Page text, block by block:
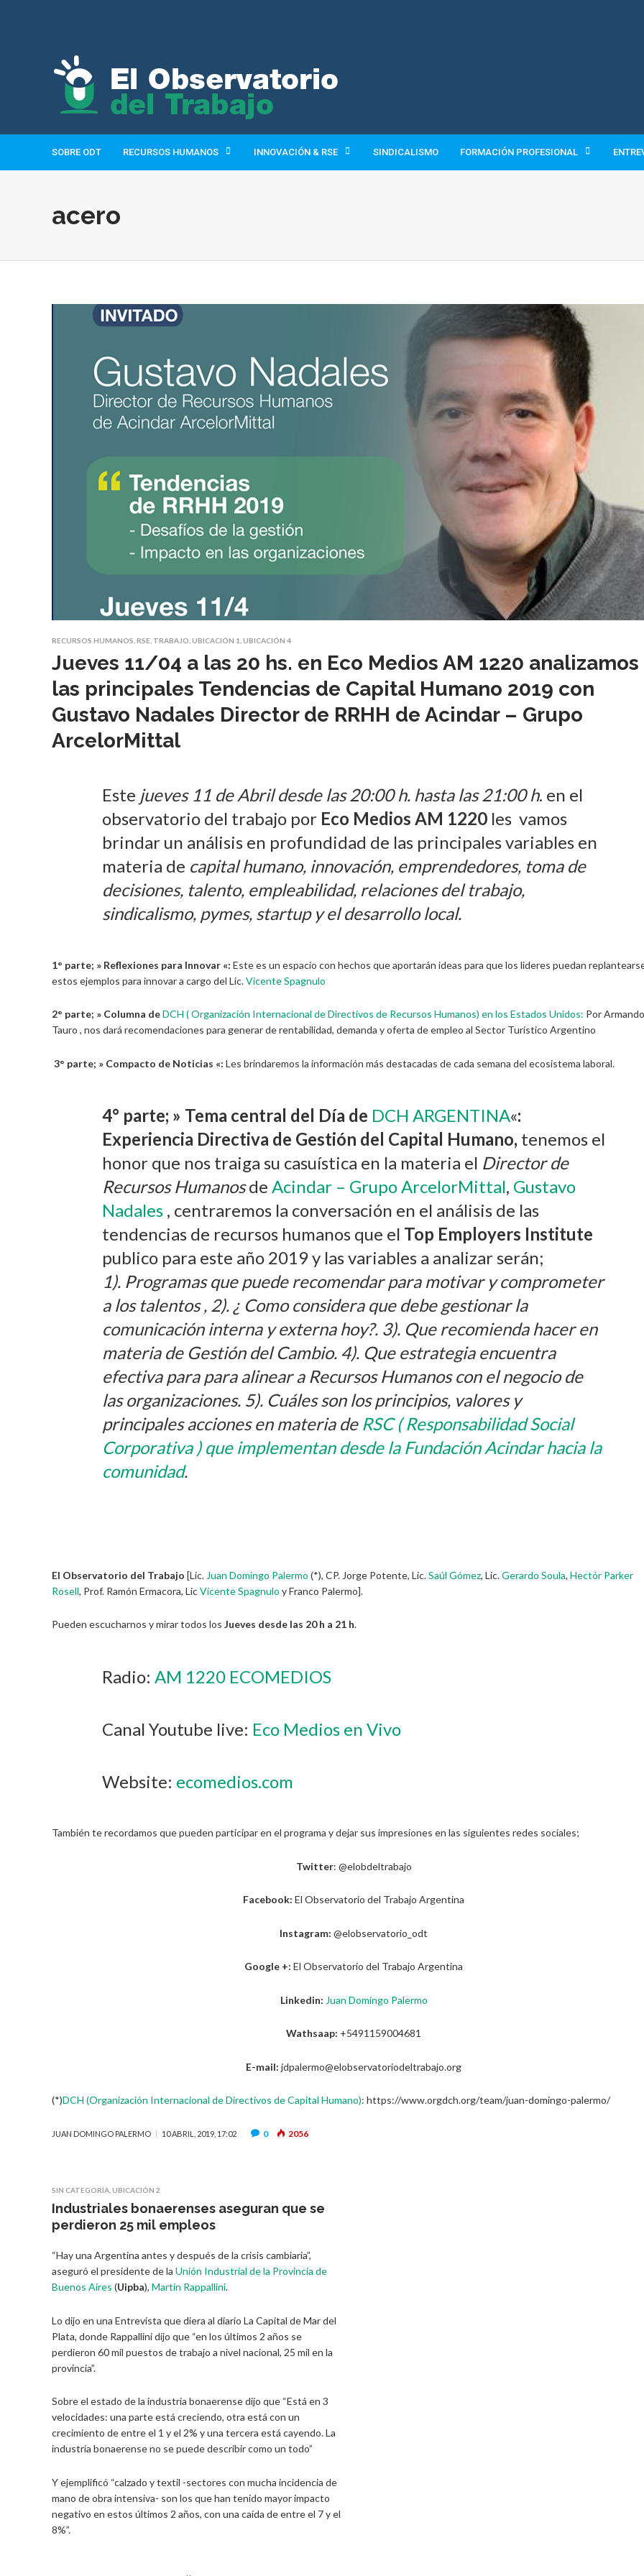
SOBRE ODT RECURSOS HUMANOS INNOVACIÓN & RSE SINDICALISMO FORMACIÓN PROFESIONAL
acero
RECURSOS HUMANOS RSE TRABAJO UBICACIÓN 1 UBICACIÓN 4
Jueves 11/04 a las 20 hs. en Eco Medios AM 1220 analizamos
las principales Tendencias de Capital Humano 2019 con
Gustavo Nadales Director de RRHH de Acindar – Grupo
ArcelorMittal
Este jueves 11 de Abril desde las 20:00 h. hasta las 21:00 h. en el
observatorio del trabajo por Eco Medios AM 1220 les vamos
brindar un análisis en profundidad de las principales variables en
materia de capital humano, innovación, emprendedores, toma de
decisiones, talento, empleabilidad, relaciones del trabajo,
sindicalismo, pymes, startup y el desarrollo local.
1° parte; » Reflexiones para Innovar «: Este es un espacio con hechos que aportarán ideas para que los lideres puedan
estos ejemplos para innovar a cargo del Lic.Vicente Spagnulo
2° parte; » Columna deDCH ( Organización Internacional de Directivos de Recursos Humanos) en los Estados Unidos: Por Armando
Tauro , nos dará recomendaciones para generar de rentabilidad, demanda y oferta de empleo al Sector Turístico Argentino
3° parte; » Compacto de Noticias «: Les brindaremos la información más destacadas de cada semana del ecosistema laboral.
4° parte; » Tema central del Día de DCH ARGENTINA«:
Experiencia Directiva de Gestión del Capital Humano, tenemos el
honor que nos traiga su casuística en la materia el Director de
Recursos Humanosde Acindar – Grupo ArcelorMittal, Gustavo
Nadales , centraremos la conversación en el análisis de las
tendencias de recursos humanos que el Top Employers Institute
publico para este año 2019 y las variables a analizar serán;
1). Programas que puede recomendar para motivar y comprometer
a los talentos , 2). ¿ Como considera que debe gestionar la
comunicación interna y externa hoy?. 3). Que recomienda hacer en
materia de Gestión del Cambio. 4). Que estrategia encuentra
efectiva para para alinear a Recursos Humanos con el negocio de
las organizaciones. 5). Cuáles son los principios, valores y
principales acciones en materia de RSC ( Responsabilidad Social
Corporativa ) que implementan desde la Fundación Acindar hacia la
comunidad.
El Observatorio del Trabajo [Lic. Juan Domingo Palermo (*), CP. Jorge Potente, Lic.Saúl Gómez, Lic.Gerardo Soula, Hectór Parker
Rosell, Prof. Ramón Ermacora, LicVicente Spagnulo y Franco Palermo].
Pueden escucharnos y mirar todos los Jueves desde las 20 h a 21 h.
Radio: AM 1220 ECOMEDIOS
Canal Youtube live: Eco Medios en Vivo
Website: ecomedios.com
También te recordamos que pueden participar en el programa y dejar sus impresiones en las siguientes redes sociales;
Twitter: @elobdeltrabajo
Facebook: El Observatorio del Trabajo Argentina
Instagram: @elobservatorio_odt
Google +: El Observatorio del Trabajo Argentina
Linkedin: Juan Domingo Palermo
Wathsaap: +5491159004681
E-mail: jdpalermo@elobservatoriodeltrabajo.org
(*)DCH (Organización Internacional de Directivos de Capital Humano): https://www.orgdch.org/team/juan-domingo-palermo/
JUAN DOMINGO PALERMO 10 ABRIL, 2019, 17:02 0 2056
SIN CATEGORÍA UBICACIÓN 2
Industriales bonaerenses aseguran que se
perdieron 25 mil empleos
“Hay una Argentina antes y después de la crisis cambiaria”,
aseguró el presidente de la Unión Industrial de la Provincia de
Buenos Aires (Uipba), Martín Rappallini.
Lo dijo en una Entrevista que diera al diario La Capital de Mar del
Plata, donde Rappallini dijo que “en los últimos 2 años se
perdieron 60 mil puestos de trabajo a nivel nacional, 25 mil en la
provincia”.
Sobre el estado de la industria bonaerense dijo que “Está en 3
velocidades: una parte está creciendo, otra está con un
crecimiento de entre el 1 y el 2% y una tercera está cayendo. La
industria bonaerense no se puede describir como un todo”
Y ejemplificó “calzado y textil -sectores con mucha incidencia de
mano de obra intensiva- son los que han tenido mayor impacto
negativo en estos últimos 2 años, con una caída de entre el 7 y el
8%”.